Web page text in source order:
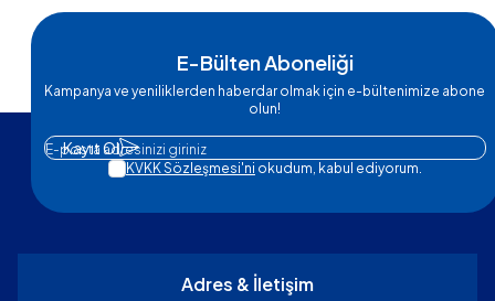
E-Bülten Aboneliği
Kampanya ve yeniliklerden haberdar olmak için e-bültenimize abone
olun!
Kayıt Ol
KVKK Sözleşmesi'ni okudum, kabul ediyorum.
Adres & İletişim